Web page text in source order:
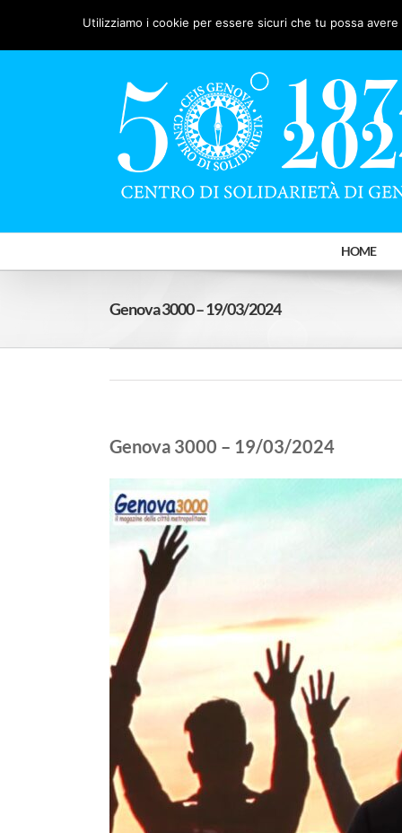
Facebook
X YouTube
HOME
Genova 3000 – 19/03/2024
Genova 3000 – 19/03/2024
Utilizziamo i cookie per essere sicuri che tu possa